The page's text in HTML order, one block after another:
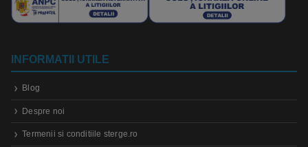
INFORMATII UTILE
Blog
Despre noi
Termenii si conditiile sterge.ro